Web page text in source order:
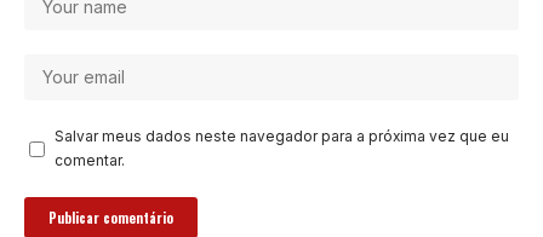
Salvar meus dados neste navegador para a próxima vez que eu
comentar.